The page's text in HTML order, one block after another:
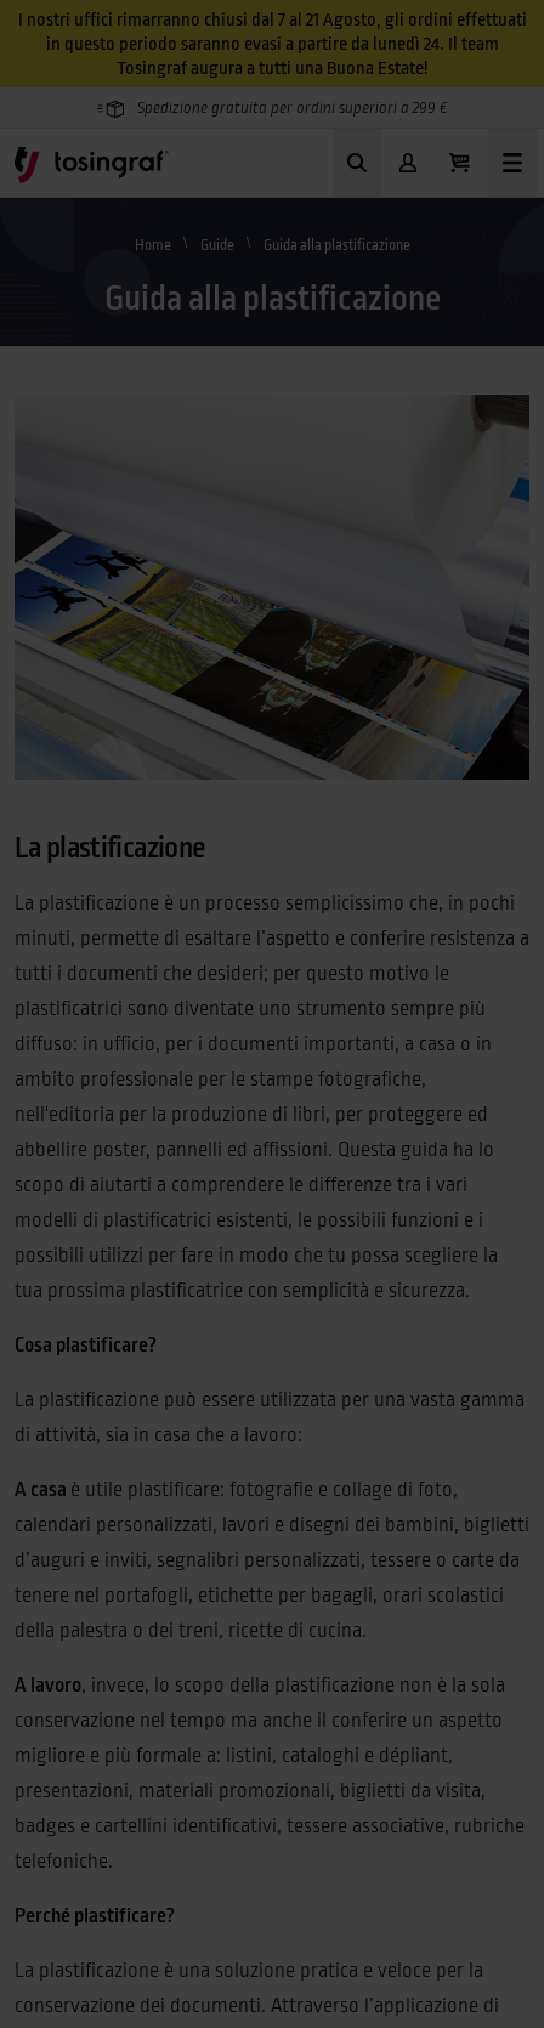
I nostri uffici rimarranno chiusi dal 7 al 21 Agosto, gli ordini effettuati
in questo periodo saranno evasi a partire da lunedì 24. Il team
Tosingraf augura a tutti una Buona Estate!
Spedizione gratuita per ordini superiori a 299 €
Home Guide Guida alla plastificazione
Guida alla plastificazione
La plastificazione
La plastificazione è un processo semplicissimo che, in pochi
minuti, permette di esaltare l’aspetto e conferire resistenza a
tutti i documenti che desideri; per questo motivo le
plastificatrici sono diventate uno strumento sempre più
diffuso: in ufficio, per i documenti importanti, a casa o in
ambito professionale per le stampe fotografiche,
nell'editoria per la produzione di libri, per proteggere ed
abbellire poster, pannelli ed affissioni. Questa guida ha lo
scopo di aiutarti a comprendere le differenze tra i vari
modelli di plastificatrici esistenti, le possibili funzioni e i
possibili utilizzi per fare in modo che tu possa scegliere la
tua prossima plastificatrice con semplicità e sicurezza.
Cosa plastificare?
La plastificazione può essere utilizzata per una vasta gamma
di attività, sia in casa che a lavoro:
A casa è utile plastificare: fotografie e collage di foto,
calendari personalizzati, lavori e disegni dei bambini, biglietti
d’auguri e inviti, segnalibri personalizzati, tessere o carte da
tenere nel portafogli, etichette per bagagli, orari scolastici
della palestra o dei treni, ricette di cucina.
A lavoro, invece, lo scopo della plastificazione non è la sola
conservazione nel tempo ma anche il conferire un aspetto
migliore e più formale a: listini, cataloghi e dépliant,
presentazioni, materiali promozionali, biglietti da visita,
badges e cartellini identificativi, tessere associative, rubriche
telefoniche.
Perché plastificare?
La plastificazione è una soluzione pratica e veloce per la
conservazione dei documenti. Attraverso l’applicazione di